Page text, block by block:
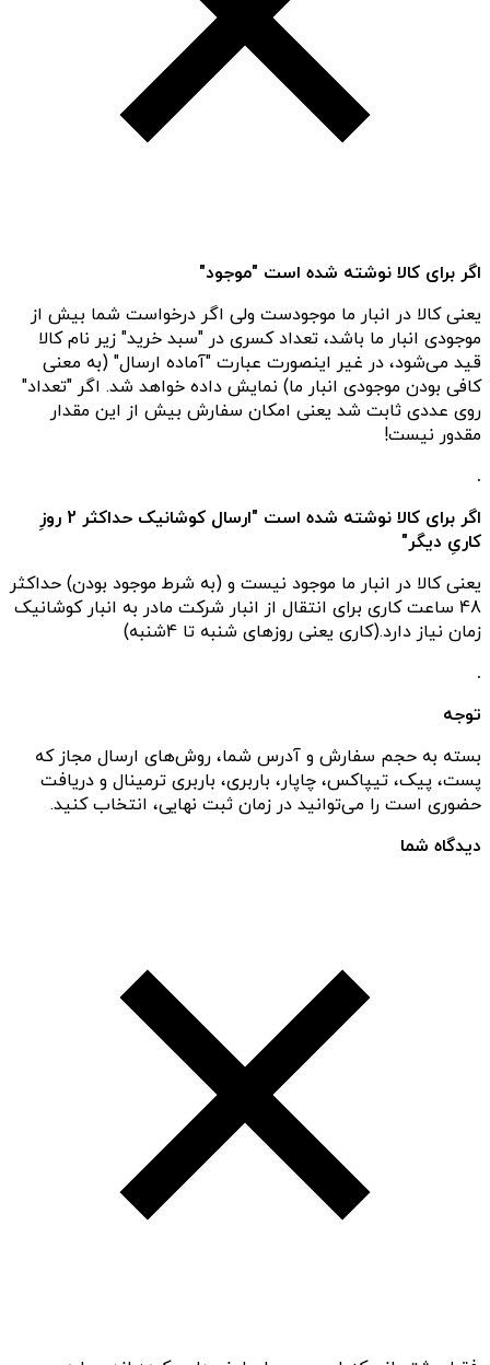
اگر برای کالا نوشته شده است "موجود"
یعنی کالا در انبار ما موجودست ولی اگر درخواست شما بیش از
موجودی انبار ما باشد، تعداد کسری در "سبد خرید" زیر نام کالا
قید می‌شود، در غیر اینصورت عبارت "آماده ارسال" (به معنی
کافی بودن موجودی انبار ما) نمایش داده خواهد شد. اگر "تعداد"
روی عددی ثابت شد یعنی امکان سفارش بیش از این مقدار
مقدور نیست!
.
اگر برای کالا نوشته شده است "ارسال کوشانیک حداکثر 2 روزِ
کاریِ دیگر"
یعنی کالا در انبار ما موجود نیست و (به شرط موجود بودن) حداکثر
48 ساعت کاری برای انتقال از انبار شرکت مادر به انبار کوشانیک
زمان نیاز دارد.(کاری یعنی روزهای شنبه تا 4شنبه)
.
توجه
بسته به حجم سفارش و آدرس شما، روش‌های ارسال مجاز که
پست، پیک، تیپاکس، چاپار، باربری، باربری ترمینال و دریافت
حضوری است را می‌توانید در زمان ثبت نهایی، انتخاب کنید.
دیدگاه شما